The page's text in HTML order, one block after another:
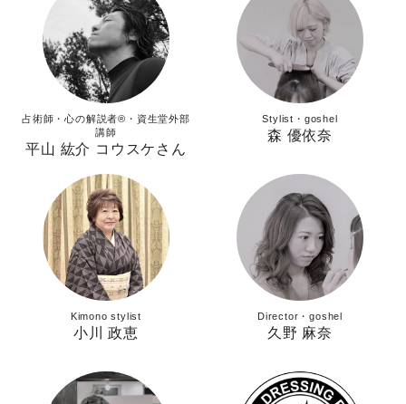
占術師・心の解説者®︎・資生堂外部
講師
平山 紘介 コウスケさん
Stylist・goshel
森 優依奈
Kimono stylist
小川 政恵
Director・goshel
久野 麻奈